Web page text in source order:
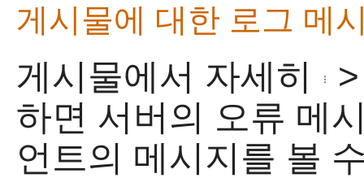
게시물에 대한 로그 메
게시물에서 자세히
하면 서버의 오류 메
언트의 메시지를 볼